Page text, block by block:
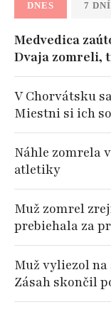
DNES 7 DNÍ
Medvedica
Dvaja zomreli,
V Chorvátsku
Miestni si ich
Náhle zomrela
atletiky
Muž zomrel
prebiehala za
Muž vyliezol na
Zásah skončil